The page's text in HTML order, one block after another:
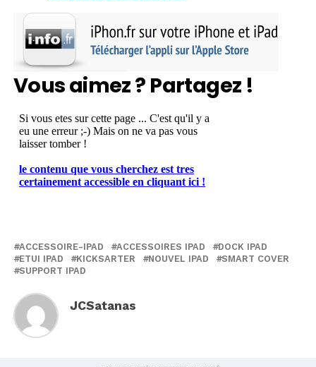
Vous aimez ? Partagez !
ACCESSOIRE-IPAD ACCESSOIRES IPAD
DOCK IPAD
ETUI IPAD
KICKSARTER NOUVEL IPAD
SMART COVER
SUPPORT IPAD
JCSatanas